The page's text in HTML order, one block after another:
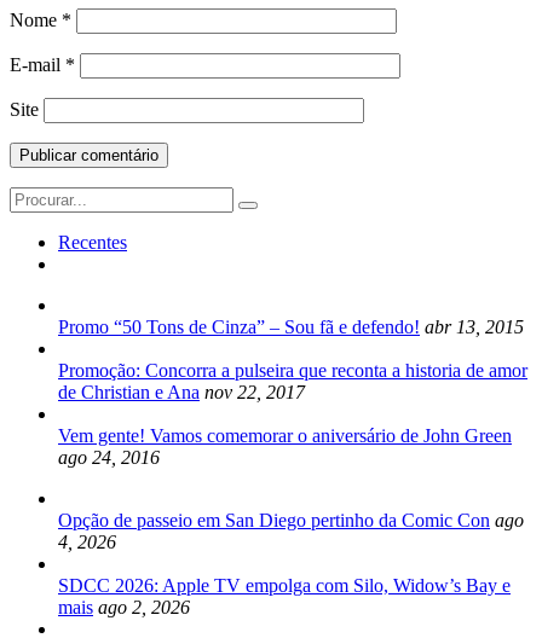
Nome *
E-mail *
Site
Search
for:
Recentes
Promo “50 Tons de Cinza” – Sou fã e defendo! abr 13, 2015
Promoção: Concorra a pulseira que reconta a historia de amor
de Christian e Ana nov 22, 2017
Vem gente! Vamos comemorar o aniversário de John Green
ago 24, 2016
Opção de passeio em San Diego pertinho da Comic Con ago
4, 2026
SDCC 2026: Apple TV empolga com Silo, Widow’s Bay e
mais ago 2, 2026